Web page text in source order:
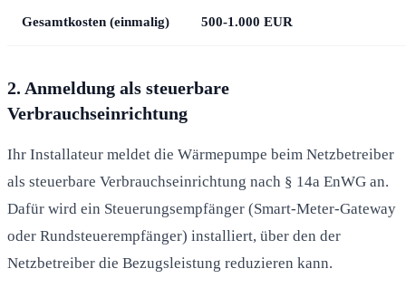
Gesamtkosten (einmalig) 500-1.000 EUR
2. Anmeldung als steuerbare
Verbrauchseinrichtung
Ihr Installateur meldet die Wärmepumpe beim Netzbetreiber
als steuerbare Verbrauchseinrichtung nach § 14a EnWG an.
Dafür wird ein Steuerungsempfänger (Smart-Meter-Gateway
oder Rundsteuerempfänger) installiert, über den der
Netzbetreiber die Bezugsleistung reduzieren kann.